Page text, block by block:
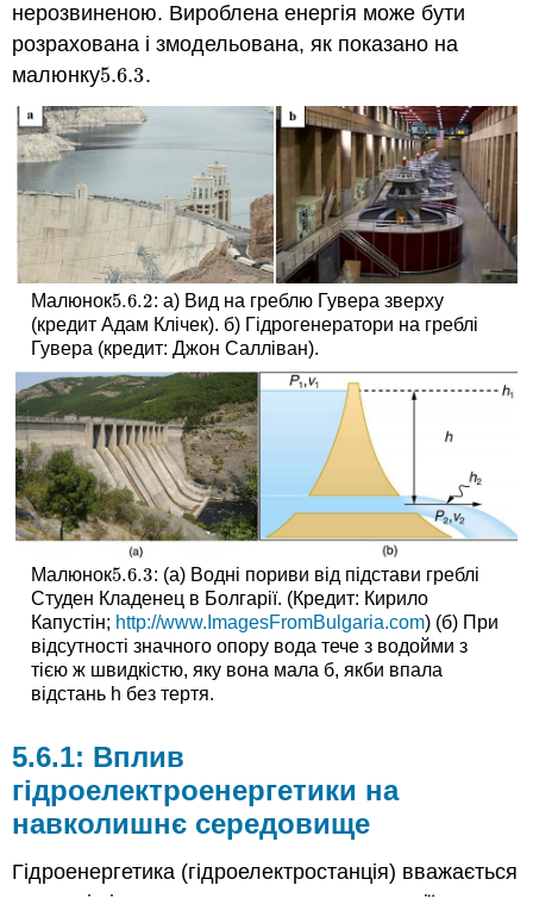
нерозвиненою. Вироблена енергія може бути
розрахована і змодельована, як показано на
малюнку5.6.3
5.6.3.
Малюнок5.6.2
5.6.2: а) Вид на греблю Гувера зверху
(кредит Адам Клічек). б) Гідрогенератори на греблі
Гувера (кредит: Джон Салліван).
Малюнок5.6.3
5.6.3: (а) Водні пориви від підстави греблі
Студен Кладенец в Болгарії. (Кредит: Кирило
Капустін; http://www.ImagesFromBulgaria.com) (б) При
відсутності значного опору вода тече з водойми з
тією ж швидкістю, яку вона мала б, якби впала
відстань h без тертя.
5.6.1: Вплив
гідроелектроенергетики на
навколишнє середовище
Гідроенергетика (гідроелектростанція) вважається